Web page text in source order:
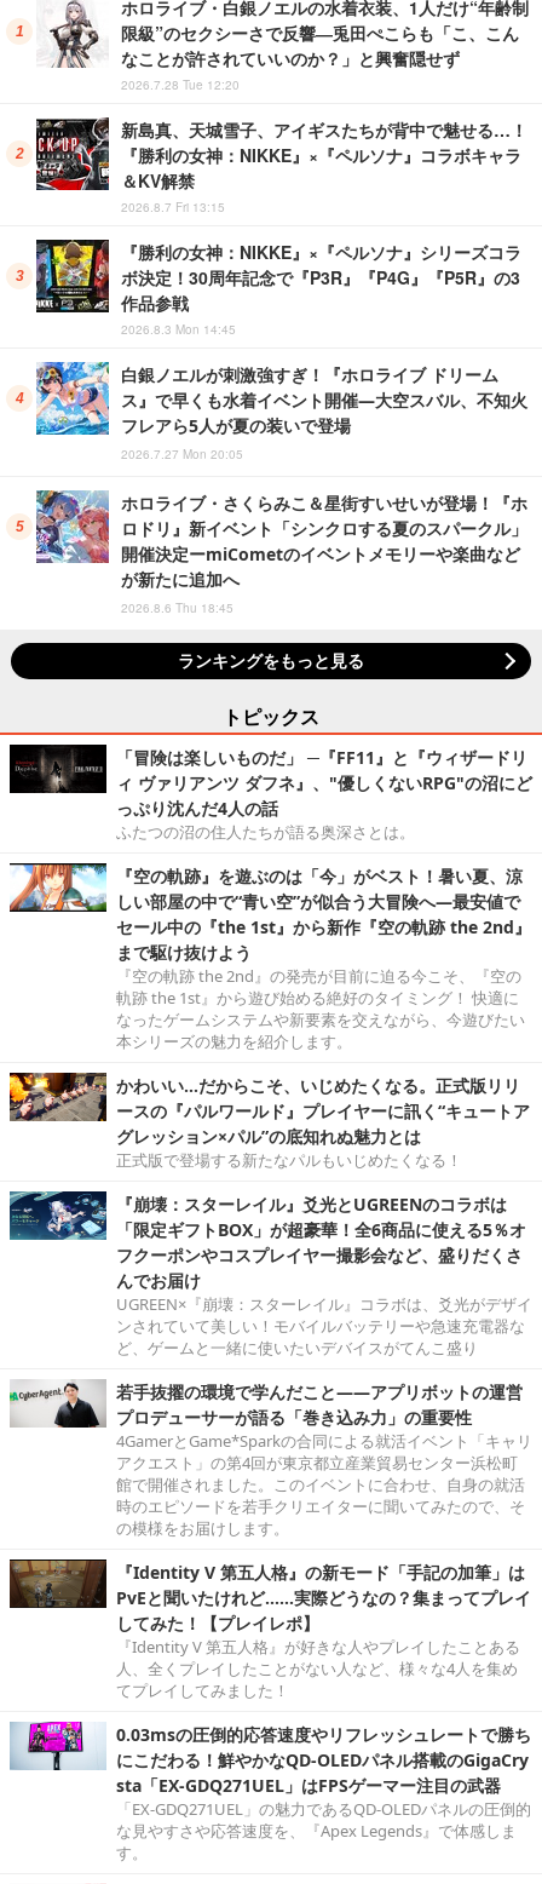
ホロライブ・白銀ノエルの水着衣装、1人だけ“年齢制
限級”のセクシーさで反響―兎田ぺこらも「こ、こん
なことが許されていいのか？」と興奮隠せず
2026.7.28 Tue 12:20
新島真、天城雪子、アイギスたちが背中で魅せる…！
『勝利の女神：NIKKE』×『ペルソナ』コラボキャラ
＆KV解禁
2026.8.7 Fri 13:15
『勝利の女神：NIKKE』×『ペルソナ』シリーズコラ
ボ決定！30周年記念で『P3R』『P4G』『P5R』の3
作品参戦
2026.8.3 Mon 14:45
白銀ノエルが刺激強すぎ！『ホロライブ ドリーム
ス』で早くも水着イベント開催―大空スバル、不知火
フレアら5人が夏の装いで登場
2026.7.27 Mon 20:05
ホロライブ・さくらみこ＆星街すいせいが登場！『ホ
ロドリ』新イベント「シンクロする夏のスパークル」
開催決定ーmiCometのイベントメモリーや楽曲など
が新たに追加へ
2026.8.6 Thu 18:45
ランキングをもっと見る
トピックス
「冒険は楽しいものだ」 ─『FF11』と『ウィザードリ
ィ ヴァリアンツ ダフネ』、"優しくないRPG"の沼にど
っぷり沈んだ4人の話
ふたつの沼の住人たちが語る奥深さとは。
『空の軌跡』を遊ぶのは「今」がベスト！暑い夏、涼
しい部屋の中で“青い空”が似合う大冒険へ―最安値で
セール中の『the 1st』から新作『空の軌跡 the 2nd』
まで駆け抜けよう
『空の軌跡 the 2nd』の発売が目前に迫る今こそ、『空の
軌跡 the 1st』から遊び始める絶好のタイミング！ 快適に
なったゲームシステムや新要素を交えながら、今遊びたい
本シリーズの魅力を紹介します。
かわいい…だからこそ、いじめたくなる。正式版リリ
ースの『パルワールド』プレイヤーに訊く“キュートア
グレッション×パル”の底知れぬ魅力とは
正式版で登場する新たなパルもいじめたくなる！
『崩壊：スターレイル』爻光とUGREENのコラボは
「限定ギフトBOX」が超豪華！全6商品に使える5％オ
フクーポンやコスプレイヤー撮影会など、盛りだくさ
んでお届け
UGREEN×『崩壊：スターレイル』コラボは、爻光がデザイ
ンされていて美しい！モバイルバッテリーや急速充電器な
ど、ゲームと一緒に使いたいデバイスがてんこ盛り
若手抜擢の環境で学んだこと――アプリボットの運営
プロデューサーが語る「巻き込み力」の重要性
4GamerとGame*Sparkの合同による就活イベント「キャリ
アクエスト」の第4回が東京都立産業貿易センター浜松町
館で開催されました。このイベントに合わせ、自身の就活
時のエピソードを若手クリエイターに聞いてみたので、そ
の模様をお届けします。
『Identity V 第五人格』の新モード「手記の加筆」は
PvEと聞いたけれど……実際どうなの？集まってプレイ
してみた！【プレイレポ】
『Identity V 第五人格』が好きな人やプレイしたことある
人、全くプレイしたことがない人など、様々な4人を集め
てプレイしてみました！
0.03msの圧倒的応答速度やリフレッシュレートで勝ち
にこだわる！鮮やかなQD-OLEDパネル搭載のGigaCry
sta「EX-GDQ271UEL」はFPSゲーマー注目の武器
「EX-GDQ271UEL」の魅力であるQD-OLEDパネルの圧倒的
な見やすさや応答速度を、『Apex Legends』で体感しま
す。